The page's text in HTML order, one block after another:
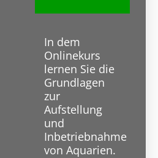
In dem
Onlinekurs
lernen Sie die
Grundlagen
zur
Aufstellung
und
Inbetriebnahme
von Aquarien.